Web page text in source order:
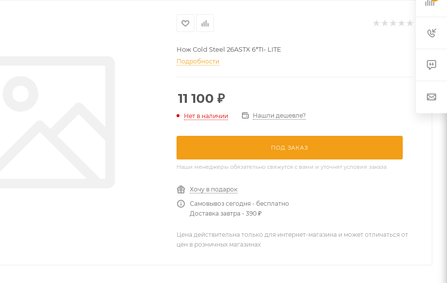
Нож Cold Steel 26ASTX 6*TI- LITE
Подробности
11 100 ₽
Нет в наличии Нашли дешевле?
ПОД ЗАКАЗ
Наши менеджеры обязательно свяжутся с вами и уточнят условия заказа
Хочу в подарок
Самовывоз сегодня - бесплатно
Доставка завтра - 390 ₽
Цена действительна только для интернет-магазина и может отличаться от
цен в розничных магазинах